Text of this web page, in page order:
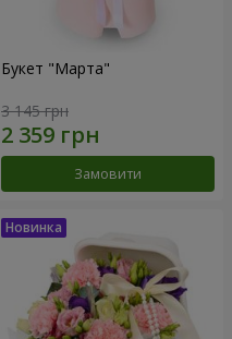
Букет "Марта"
3 145 грн
Замовити